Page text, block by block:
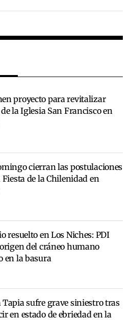
proyecto para revitalizar
la Iglesia San Francisco en
cierran las postulaciones
Fiesta de la Chilenidad en
resuelto en Los Niches: PDI
del cráneo humano
en la basura
Tapia sufre grave siniestro tras
en estado de ebriedad en la